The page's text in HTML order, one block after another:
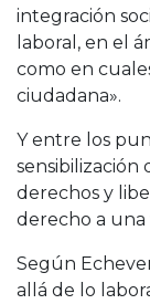
integración
laboral, en el
como en
ciudadana».
Y entre los
sensibilización
derechos y
derecho a
Según
allá de lo